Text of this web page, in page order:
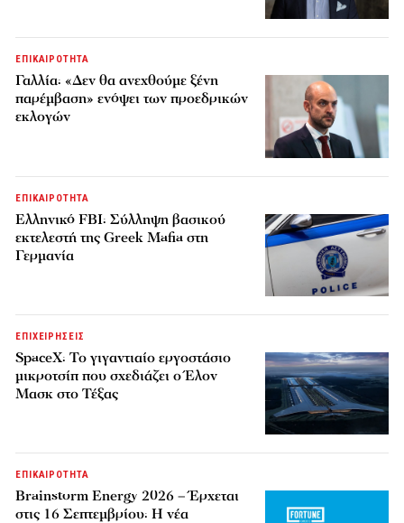
ΕΠΙΚΑΙΡΟΤΗΤΑ
Γαλλία: «Δεν θα ανεχθούμε ξένη
παρέμβαση» ενόψει των προεδρικών
εκλογών
ΕΠΙΚΑΙΡΟΤΗΤΑ
Ελληνικό FBI: Σύλληψη βασικού
εκτελεστή της Greek Mafia στη
Γερμανία
ΕΠΙΧΕΙΡΗΣΕΙΣ
SpaceX: Το γιγαντιαίο εργοστάσιο
μικροτσίπ που σχεδιάζει ο Έλον
Μασκ στο Τέξας
ΕΠΙΚΑΙΡΟΤΗΤΑ
Brainstorm Energy 2026 – Έρχεται
στις 16 Σεπτεμβρίου: Η νέα